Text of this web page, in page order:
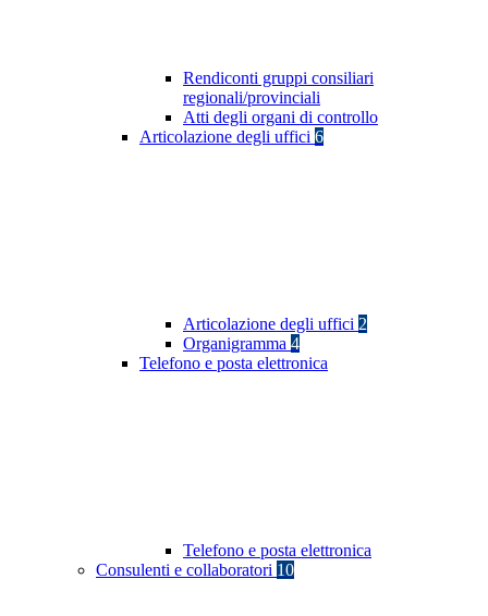
Rendiconti gruppi consiliari
regionali/provinciali
Atti degli organi di controllo
Articolazione degli uffici 6
Articolazione degli uffici 2
Organigramma 4
Telefono e posta elettronica
Telefono e posta elettronica
Consulenti e collaboratori 10